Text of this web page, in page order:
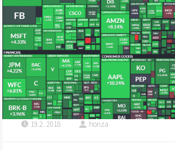
19.2. 2018 honza